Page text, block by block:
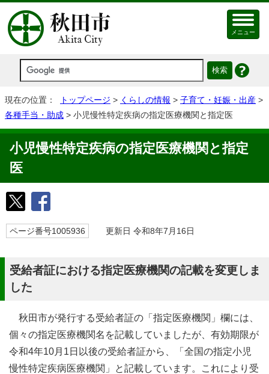
メニュー
現在の位置： トップページ > くらしの情報 > 子育て・妊娠・出産 >
各種手当・助成 > 小児慢性特定疾病の指定医療機関と指定医
小児慢性特定疾病の指定医療機関と指定
医
ページ番号1005936 更新日 令和8年7月16日
受給者証における指定医療機関の記載を変更しま
した
秋田市が発行する受給者証の「指定医療機関」欄には、
個々の指定医療機関名を記載していましたが、有効期限が
令和4年10月1日以後の受給者証から、「全国の指定小児
慢性特定疾病医療機関」と記載しています。これにより受